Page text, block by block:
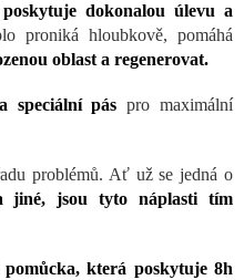
dokonalou úlevu a
proniká hloubkově, pomáhá
oblast a regenerovat.
speciální pás pro maximální
problémů. Ať už se jedná o
jiné, jsou tyto náplasti tím
která poskytuje 8h